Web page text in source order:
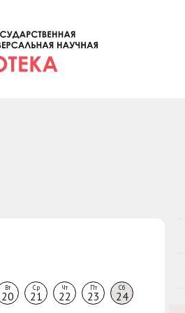
Вт
20
Ср
21
Чт
22
Пт
23
Сб
24